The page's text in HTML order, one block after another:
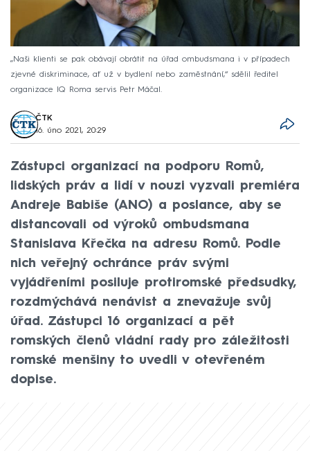
„Naši klienti se pak obávají obrátit na úřad ombudsmana i v případech
zjevné diskriminace, ať už v bydlení nebo zaměstnání,“ sdělil ředitel
organizace IQ Roma servis Petr Máčal.
ČTK
16. úno 2021, 20:29
Zástupci organizací na podporu Romů,
lidských práv a lidí v nouzi vyzvali premiéra
Andreje Babiše (ANO) a poslance, aby se
distancovali od výroků ombudsmana
Stanislava Křečka na adresu Romů. Podle
nich veřejný ochránce práv svými
vyjádřeními posiluje protiromské předsudky,
rozdmýchává nenávist a znevažuje svůj
úřad. Zástupci 16 organizací a pět
romských členů vládní rady pro záležitosti
romské menšiny to uvedli v otevřeném
dopise.